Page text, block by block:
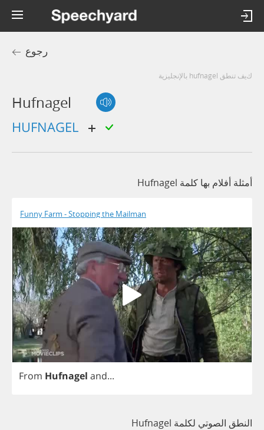
رجوع
كيف تنطق hufnagel بالإنجليزية
Hufnagel
HUFNAGEL
أمثلة أفلام بها كلمة Hufnagel
Funny Farm - Stopping the Mailman
From Hufnagel and...
النطق الصوتي لكلمة Hufnagel